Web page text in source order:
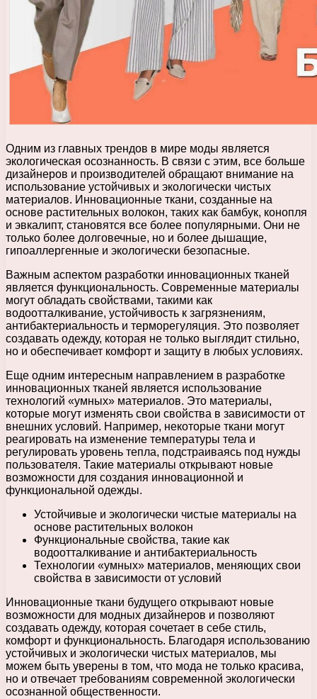
Одним из главных трендов в мире моды является
экологическая осознанность. В связи с этим, все больше
дизайнеров и производителей обращают внимание на
использование устойчивых и экологически чистых
материалов. Инновационные ткани, созданные на
основе растительных волокон, таких как бамбук, конопля
и эвкалипт, становятся все более популярными. Они не
только более долговечные, но и более дышащие,
гипоаллергенные и экологически безопасные.
Важным аспектом разработки инновационных тканей
является функциональность. Современные материалы
могут обладать свойствами, такими как
водоотталкивание, устойчивость к загрязнениям,
антибактериальность и терморегуляция. Это позволяет
создавать одежду, которая не только выглядит стильно,
но и обеспечивает комфорт и защиту в любых условиях.
Еще одним интересным направлением в разработке
инновационных тканей является использование
технологий «умных» материалов. Это материалы,
которые могут изменять свои свойства в зависимости от
внешних условий. Например, некоторые ткани могут
реагировать на изменение температуры тела и
регулировать уровень тепла, подстраиваясь под нужды
пользователя. Такие материалы открывают новые
возможности для создания инновационной и
функциональной одежды.
Устойчивые и экологически чистые материалы на
основе растительных волокон
Функциональные свойства, такие как
водоотталкивание и антибактериальность
Технологии «умных» материалов, меняющих свои
свойства в зависимости от условий
Инновационные ткани будущего открывают новые
возможности для модных дизайнеров и позволяют
создавать одежду, которая сочетает в себе стиль,
комфорт и функциональность. Благодаря использованию
устойчивых и экологически чистых материалов, мы
можем быть уверены в том, что мода не только красива,
но и отвечает требованиям современной экологически
осознанной общественности.